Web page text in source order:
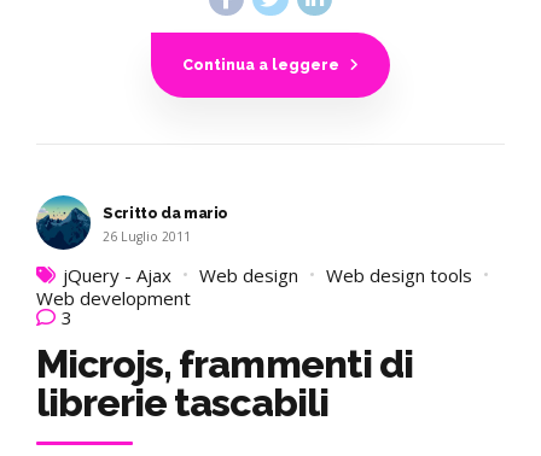
Continua a leggere
Scritto da mario
26 Luglio 2011
jQuery - Ajax Web design
Web design tools
Web development
3
Microjs, frammenti di
librerie tascabili